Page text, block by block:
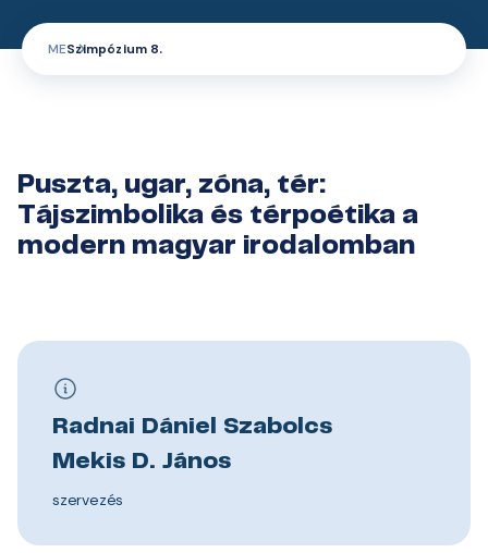
MESzimpózium 8.
Puszta, ugar, zóna, tér:
Tájszimbolika és térpoétika a
modern magyar irodalomban
Radnai Dániel Szabolcs
Mekis D. János
szervezés